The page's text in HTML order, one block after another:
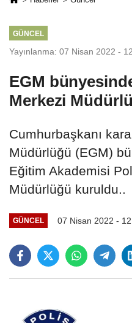
GÜNCEL
Yayınlanma: 07 Nisan 2022 -
EGM
Merkezi
Cumhurbaşkanı
Müdürlüğü (EGM)
Eğitim Akademisi
Müdürlüğü kuruldu..
GÜNCEL 07 Nisan 2022 -